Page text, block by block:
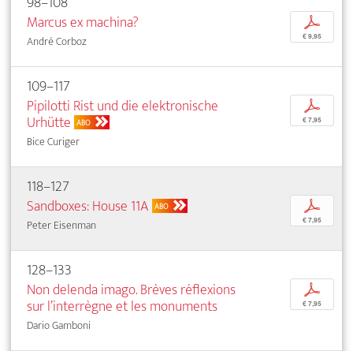
Marcus ex machina?
André Corboz
p
€ 9,95
109–117
Pipilotti Rist und die elektronische
Urhütte ABO
Bice Curiger
p
€ 7,95
118–127
Sandboxes: House 11A ABO
Peter Eisenman
p
€ 7,95
128–133
Non delenda imago. Brèves réflexions
sur l’interrègne et les monuments
Dario Gamboni
p
€ 7,95